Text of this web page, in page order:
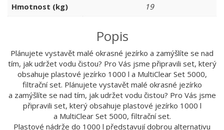
Hmotnost (kg)
19
Popis
Plánujete vystavět malé okrasné jezírko a zamýšlíte se nad
tím, jak udržet vodu čistou? Pro Vás jsme připravili set, který
obsahuje plastové jezírko 1000 l a MultiClear Set 5000,
filtrační set. Plánujete vystavět malé okrasné jezírko
a zamýšlíte se nad tím, jak udržet vodu čistou? Pro Vás jsme
připravili set, který obsahuje plastové jezírko 1000 l
a MultiClear Set 5000, filtrační set.
Plastové nádrže do 1000 l představují dobrou alternativu